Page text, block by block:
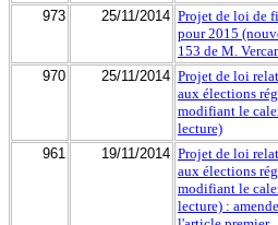
973 25/11/2014 Projet de loi de
pour 2015
153 de M.
970 25/11/2014 Projet de loi
aux élections
modifiant le
lecture)
961 19/11/2014 Projet de loi
aux élections
modifiant le
lecture) :